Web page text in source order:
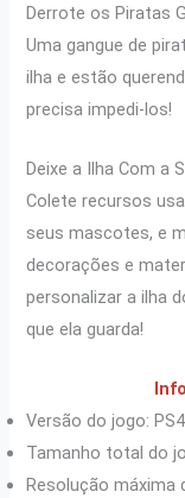
Derrote os Piratas
Uma gangue de
ilha e estão
precisa impedi-los!
Deixe a Ilha Com a
Colete recursos
seus mascotes, e
decorações e
personalizar a ilha
que ela guarda!
Versão do jogo: PS4
Tamanho total do
Resolução máxima